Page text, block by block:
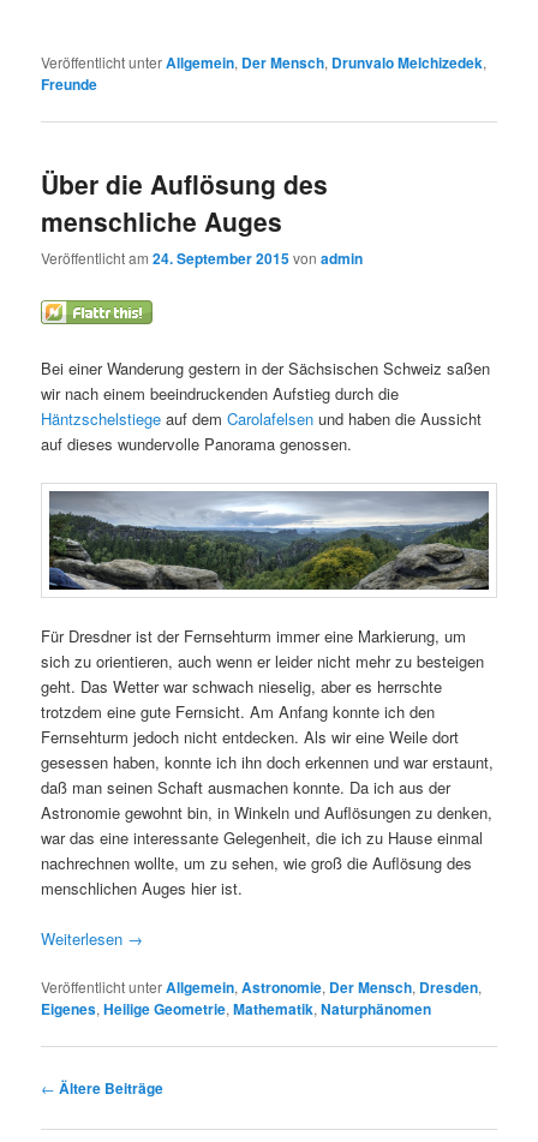
Veröffentlicht unterAllgemein, Der Mensch, Drunvalo Melchizedek,
Freunde
Über die Auflösung des
menschliche Auges
Veröffentlicht am24. September 2015vonadmin
Bei einer Wanderung gestern in der Sächsischen Schweiz saßen
wir nach einem beeindruckenden Aufstieg durch die
Häntzschelstiegeauf demCarolafelsen und haben die Aussicht
auf dieses wundervolle Panorama genossen.
Für Dresdner ist der Fernsehturm immer eine Markierung, um
sich zu orientieren, auch wenn er leider nicht mehr zu besteigen
geht. Das Wetter war schwach nieselig, aber es herrschte
trotzdem eine gute Fernsicht. Am Anfang konnte ich den
Fernsehturm jedoch nicht entdecken. Als wir eine Weile dort
gesessen haben, konnte ich ihn doch erkennen und war erstaunt,
daß man seinen Schaft ausmachen konnte. Da ich aus der
Astronomie gewohnt bin, in Winkeln und Auflösungen zu denken,
war das eine interessante Gelegenheit, die ich zu Hause einmal
nachrechnen wollte, um zu sehen, wie groß die Auflösung des
menschlichen Auges hier ist.
Weiterlesen →
Veröffentlicht unterAllgemein,Astronomie, Der Mensch, Dresden,
Eigenes,Heilige Geometrie,Mathematik,Naturphänomen
Beitrags-
← Ältere Beiträge